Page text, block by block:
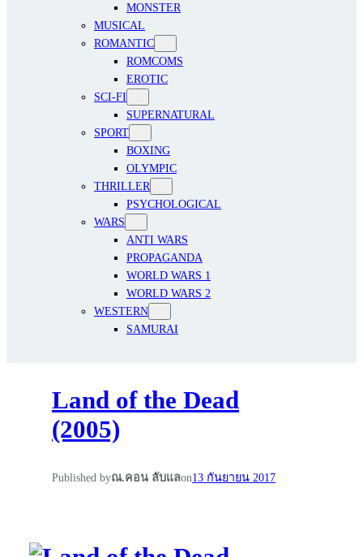
MONSTER
MUSICAL
ROMANTIC
ROMCOMS
EROTIC
SCI-FI
SUPERNATURAL
SPORT
BOXING
OLYMPIC
THRILLER
PSYCHOLOGICAL
WARS
ANTI WARS
PROPAGANDA
WORLD WARS 1
WORLD WARS 2
WESTERN
SAMURAI
Land of the Dead
(2005)
Published byณ.คอน ลับแลon13 กันยายน 2017